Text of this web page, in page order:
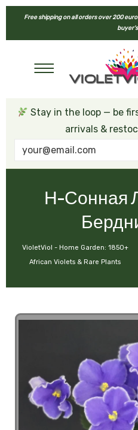
Free shipping on all orders over 200
Stay in the loop — be
arrivals &
Н-Сонная
VioletViol - Home Garden: 1850+
African Violets & Rare Plants